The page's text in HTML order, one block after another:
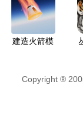
料版2026
建造火箭模
26
Copyright ®